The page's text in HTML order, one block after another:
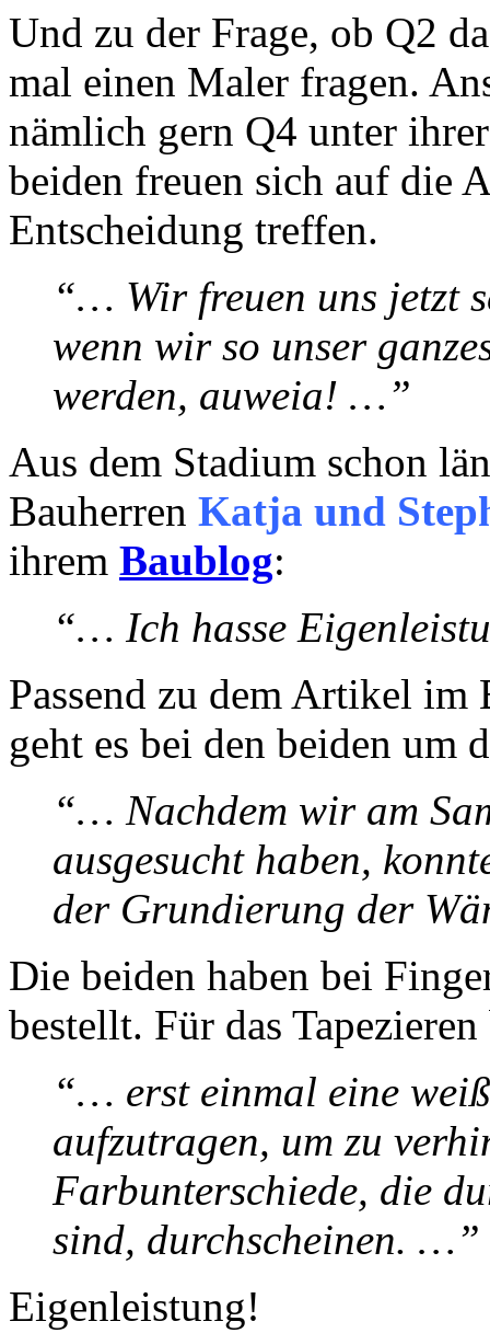
Und zu der Frage, ob Q2
mal einen Maler fragen.
nämlich gern Q4 unter
beiden freuen sich auf die
Entscheidung treffen.
“… Wir freuen uns jetzt
wenn wir so unser
werden, auweia! …”
Aus dem Stadium schon
Bauherren Katja und
ihrem Baublog:
“… Ich hasse
Passend zu dem Artikel
geht es bei den beiden um
“… Nachdem wir am
ausgesucht haben,
der Grundierung der
Die beiden haben bei
bestellt. Für das Tapezieren
“… erst einmal eine
aufzutragen, um zu
Farbunterschiede, die
sind, durchscheinen. …”
Eigenleistung!